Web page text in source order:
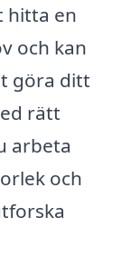
hitta en
och kan
göra ditt
rätt
arbeta
och